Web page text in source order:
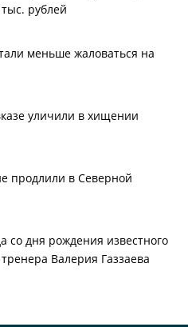
рублей
меньше жаловаться на
уличили в хищении
продлили в Северной
со дня рождения известного
Валерия Газзаева